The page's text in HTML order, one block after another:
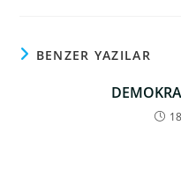
BENZER YAZILAR